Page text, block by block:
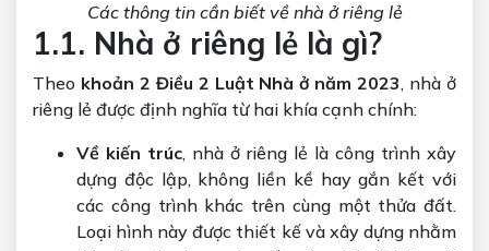
Các thông tin cần biết về nhà ở riêng lẻ
1.1. Nhà ở riêng lẻ là gì?
Theo khoản 2 Điều 2 Luật Nhà ở năm 2023, nhà ở
riêng lẻ được định nghĩa từ hai khía cạnh chính:
Về kiến trúc, nhà ở riêng lẻ là công trình xây
dựng độc lập, không liền kề hay gắn kết với
các công trình khác trên cùng một thửa đất.
Loại hình này được thiết kế và xây dựng nhằm